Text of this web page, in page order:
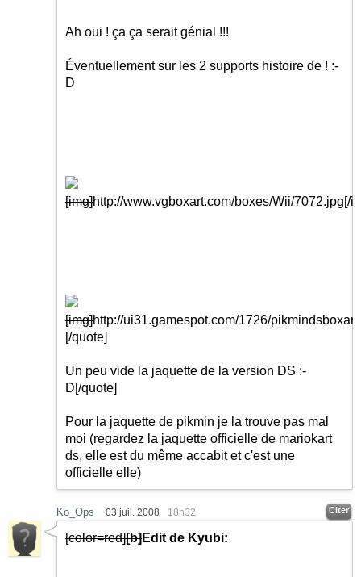
Ah oui ! ça ça serait génial !!!
Éventuellement sur les 2 supports histoire de ! :-
D
[img]http://www.vgboxart.com/boxes/Wii/7072.jpg[/
[img]http://ui31.gamespot.com/1726/
[/quote]
Un peu vide la jaquette de la version DS :-
D[/quote]
Pour la jaquette de pikmin je la trouve pas mal
moi (regardez la jaquette officielle de mariokart
ds, elle est du même accabit et c'est une
officielle elle)
Ko_Ops 03 juil. 2008 18h32 Citer
[color=red][b]Edit de Kyubi: